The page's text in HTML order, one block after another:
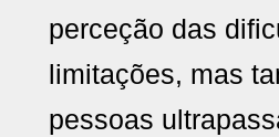
perceção das
limitações, mas
pessoas